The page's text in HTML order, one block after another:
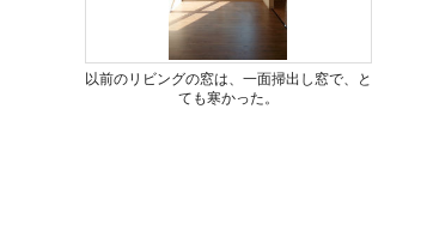
以前のリビングの窓は、一面掃出し窓で、と
ても寒かった。